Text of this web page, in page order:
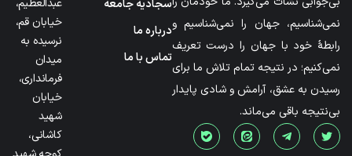
نمی‌شناسیم، جهان را نمی‌شناسیم و
رابطۀ خود با جهان را درست تعریف
نمی‌کنیم؛ در نتیجه تمام تلاش ما برای
رسیدن به عشق، آرامش و شادی پایدار
بی‌نتیجه باقی می‌ماند.
سجادیه جامعه
درباره ما
تماس با ما
عبدالعظیم،
خیابان قم،
نرسیده به
میدان
فرمانداری،
خیابان
شهید
کاشانی،